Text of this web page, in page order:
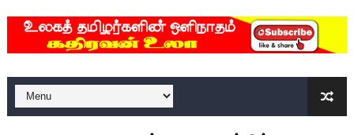
குண்டை தூக்கிப்போட்ட ஆய்வு…. இந்தியாவின் “கோவிஷீல்டு”
யாழில் தமிழின தலைவர் பிரபாகரனின் பிறந்தநாளை
ஏர்போர்ட்டில் உதைத்த நபர் யார், என்ன நடந்தது?: உண்மையை
சீனா இலங்கையிடம் 8 மில்லியன் அமெரிக்க டொலர் நட்டஈடு